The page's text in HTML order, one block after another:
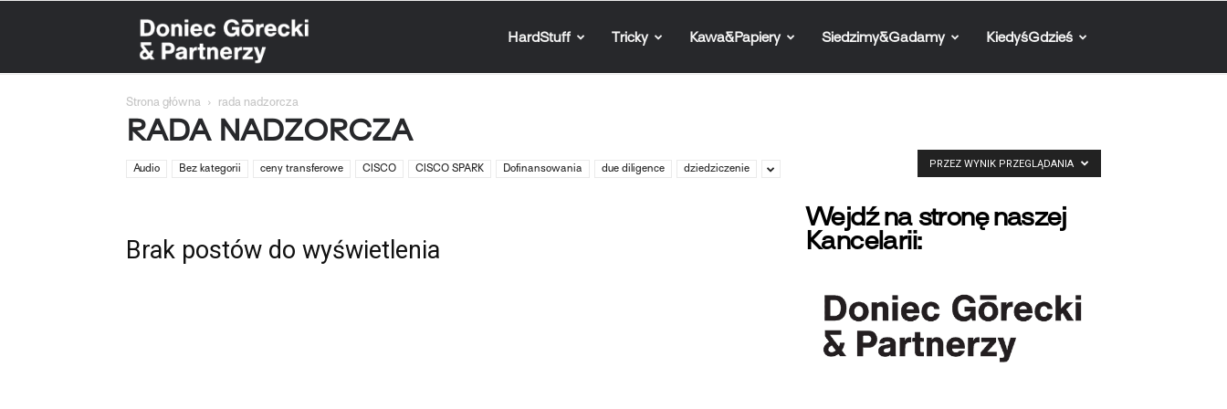
Partnerzy
HardStuff Tricky Kawa&Papiery Siedzimy&Gadamy KiedyśGdzieś
Strona główna rada nadzorcza
RADA NADZORCZA
Audio Bez kategorii ceny transferowe CISCO CISCO SPARK Dofinansowania due diligence dziedziczenie PRZEZ WYNIK PRZEGLĄDANIA
Brak postów do wyświetlenia
Wejdź na stronę naszej
Kancelarii: